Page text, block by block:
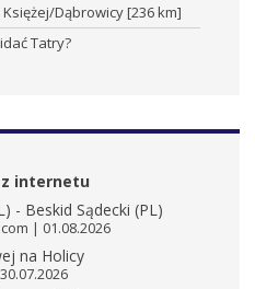
Dąbrowicy [236 km]
Tatry?
z internetu
- Beskid Sądecki (PL)
01.08.2026
na Holicy
30.07.2026